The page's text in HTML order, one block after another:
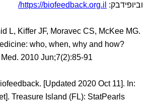
וביופידבק: https://biofeedback.org.il/
L, Kiffer JF, Moravec CS, McKee MG.
who, when, why and how?
2010 Jun;7(2):85-91
[Updated 2020 Oct 11]. In:
Treasure Island (FL): StatPearls